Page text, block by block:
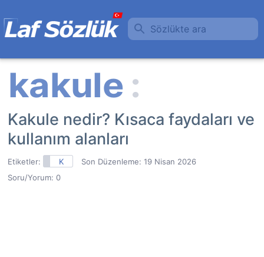
Sözlükte ara
Kakule nedir? Kısaca faydaları ve
kullanım alanları
Etiketler: K Son Düzenleme: 19 Nisan 2026
Soru/Yorum: 0